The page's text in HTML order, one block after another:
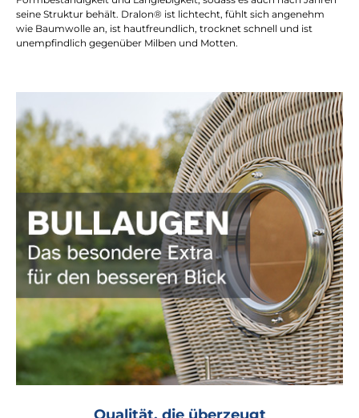
seine Struktur behält. Dralon® ist lichtecht, fühlt sich angenehm
wie Baumwolle an, ist hautfreundlich, trocknet schnell und ist
unempfindlich gegenüber Milben und Motten.
Qualität, die überzeugt